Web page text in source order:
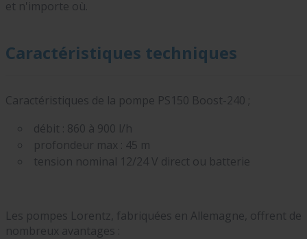
et n'importe où.
Caractéristiques techniques
Caractéristiques de la pompe PS150 Boost-240 ;
débit : 860 à 900 l/h
profondeur max : 45 m
tension nominal 12/24 V direct ou batterie
Les pompes Lorentz, fabriquées en Allemagne, offrent de
nombreux avantages :